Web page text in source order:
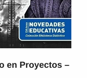
en Proyectos –